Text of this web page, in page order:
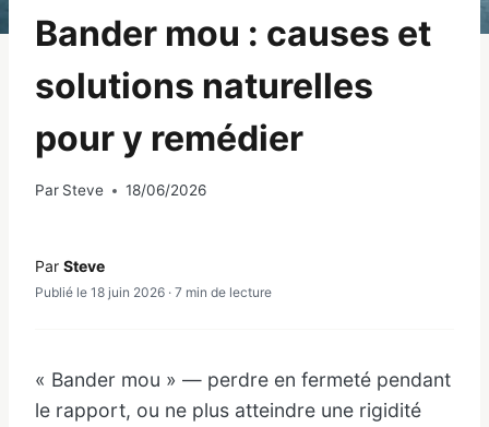
Bander mou : causes et
solutions naturelles
pour y remédier
Par Steve 18/06/2026
Par Steve
Publié le 18 juin 2026 · 7 min de lecture
« Bander mou » — perdre en fermeté pendant
le rapport, ou ne plus atteindre une rigidité